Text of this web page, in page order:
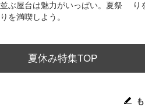
並ぶ屋台は魅力がいっぱい。夏祭
りを満喫しよう。
り
夏休み特集TOP